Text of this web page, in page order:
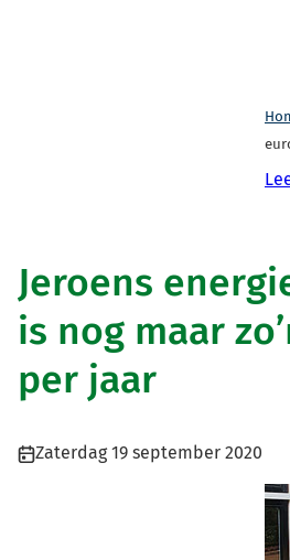
Jeroens
is nog maar
per jaar
Publicatiedatum:
Zaterdag 19 september 2020